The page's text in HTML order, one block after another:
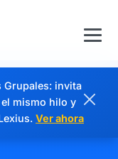
Grupales: invita
mismo hilo y
Ver ahora